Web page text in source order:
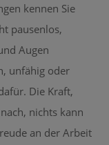
kennen Sie
pausenlos,
Augen
unfähig oder
Die Kraft,
nichts kann
an der Arbeit